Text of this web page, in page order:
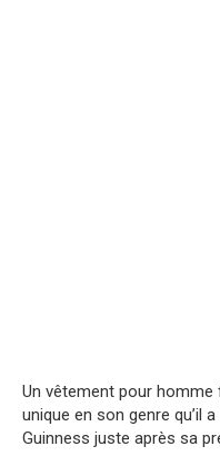
Un vêtement pour homme
unique en son genre qu’il
Guinness juste après sa